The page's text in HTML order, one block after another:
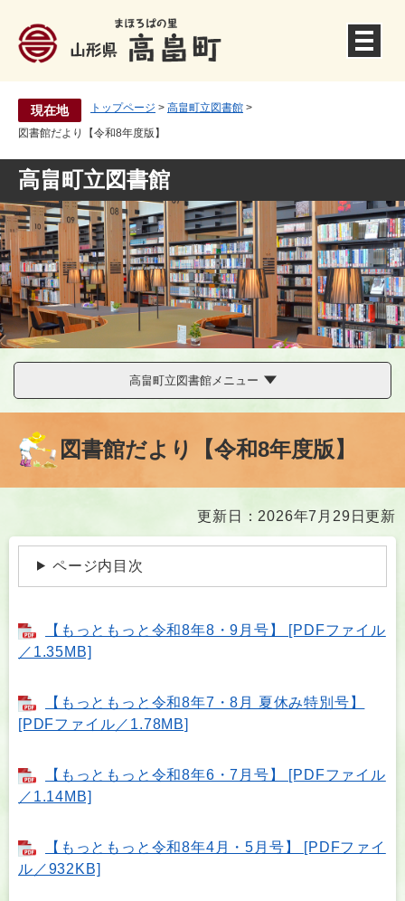
す
現在地 トップページ > 高畠町立図書館 >
図書館だより【令和8年度版】
高畠町立図書館
高畠町立図書館メニュー
図書館だより【令和8年度版】
文
更新日：2026年7月29日更新
ページ内目次
【もっともっと令和8年8・9月号】 [PDFファイル
／1.35MB]
【もっともっと令和8年7・8月 夏休み特別号】
[PDFファイル／1.78MB]
【もっともっと令和8年6・7月号】 [PDFファイル
／1.14MB]
【もっともっと令和8年4月・5月号】 [PDFファイ
ル／932KB]